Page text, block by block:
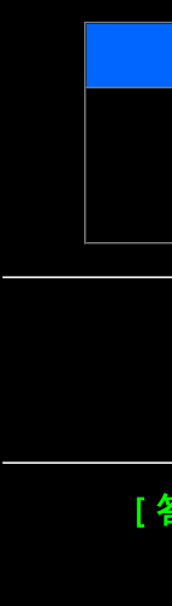
［